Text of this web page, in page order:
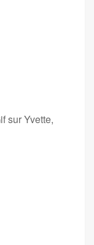
sur Yvette,